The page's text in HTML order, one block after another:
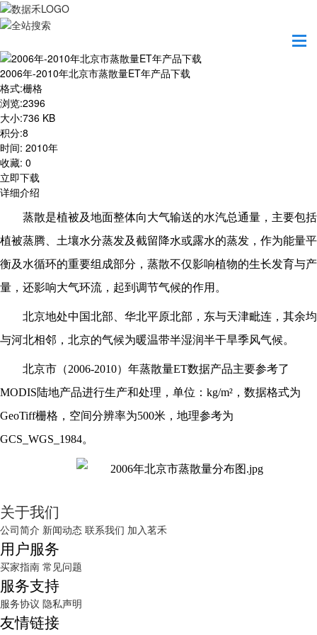
2006年-2010年北京市蒸散量ET年产品下载
格式:栅格
浏览:2396
大小:736 KB
积分:8
时间: 2010年
收藏: 0
立即下载
详细介绍
蒸散是植被及地面整体向大气输送的水汽总通量，主要包括
植被蒸腾、土壤水分蒸发及截留降水或露水的蒸发，作为能量平
衡及水循环的重要组成部分，蒸散不仅影响植物的生长发育与产
量，还影响大气环流，起到调节气候的作用。
北京地处中国北部、华北平原北部，东与天津毗连，其余均
与河北相邻，北京的气候为暖温带半湿润半干旱季风气候。
北京市（2006-2010）年蒸散量ET数据产品主要参考了
MODIS陆地产品进行生产和处理，单位：kg/m²，数据格式为
GeoTiff栅格，空间分辨率为500米，地理参考为
GCS_WGS_1984。
关于我们
公司简介 新闻动态 联系我们 加入茗禾
用户服务
买家指南 常见问题
服务支持
服务协议 隐私声明
友情链接